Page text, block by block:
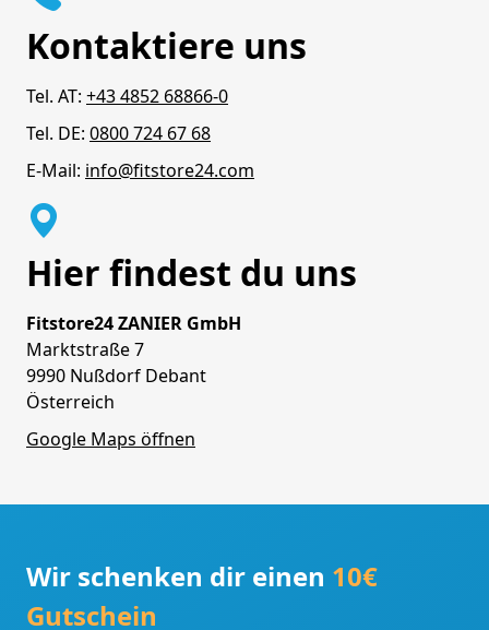
Kontaktiere uns
Tel. AT: +43 4852 68866-0
Tel. DE: 0800 724 67 68
E-Mail: info@fitstore24.com
Hier findest du uns
Fitstore24 ZANIER GmbH
Marktstraße 7
9990 Nußdorf Debant
Österreich
Google Maps öffnen
Wir schenken dir einen 10€
Gutschein